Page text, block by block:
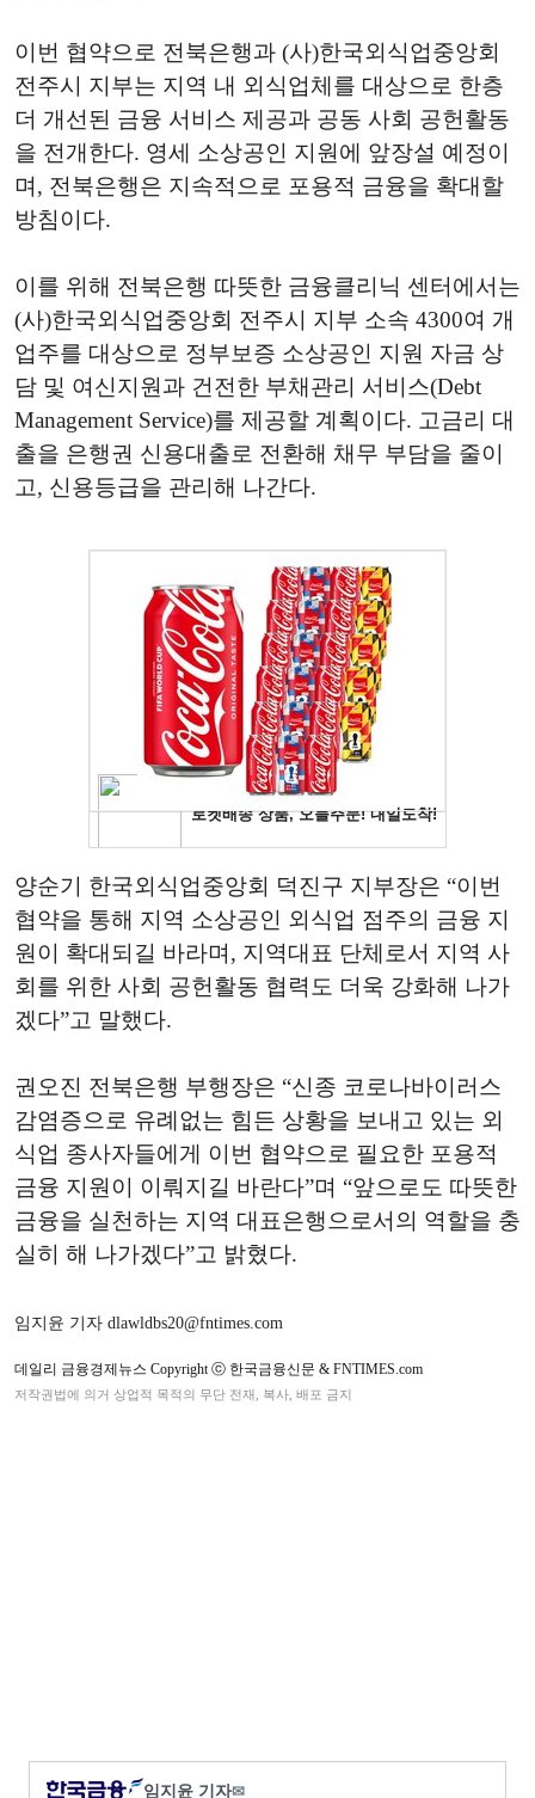
이번 협약으로 전북은행과 (사)한국외식업중앙회
전주시 지부는 지역 내 외식업체를 대상으로 한층
더 개선된 금융 서비스 제공과 공동 사회 공헌활동
을 전개한다. 영세 소상공인 지원에 앞장설 예정이
며, 전북은행은 지속적으로 포용적 금융을 확대할
방침이다.
이를 위해 전북은행 따뜻한 금융클리닉 센터에서는
(사)한국외식업중앙회 전주시 지부 소속 4300여 개
업주를 대상으로 정부보증 소상공인 지원 자금 상
담 및 여신지원과 건전한 부채관리 서비스(Debt
Management Service)를 제공할 계획이다. 고금리 대
출을 은행권 신용대출로 전환해 채무 부담을 줄이
고, 신용등급을 관리해 나간다.
양순기 한국외식업중앙회 덕진구 지부장은 “이번
협약을 통해 지역 소상공인 외식업 점주의 금융 지
원이 확대되길 바라며, 지역대표 단체로서 지역 사
회를 위한 사회 공헌활동 협력도 더욱 강화해 나가
겠다”고 말했다.
권오진 전북은행 부행장은 “신종 코로나바이러스
감염증으로 유례없는 힘든 상황을 보내고 있는 외
식업 종사자들에게 이번 협약으로 필요한 포용적
금융 지원이 이뤄지길 바란다”며 “앞으로도 따뜻한
금융을 실천하는 지역 대표은행으로서의 역할을 충
실히 해 나가겠다”고 밝혔다.
임지윤 기자 dlawldbs20@fntimes.com
데일리 금융경제뉴스 Copyright ⓒ 한국금융신문 & FNTIMES.com
저작권법에 의거 상업적 목적의 무단 전재, 복사, 배포 금지
임지윤 기자✉